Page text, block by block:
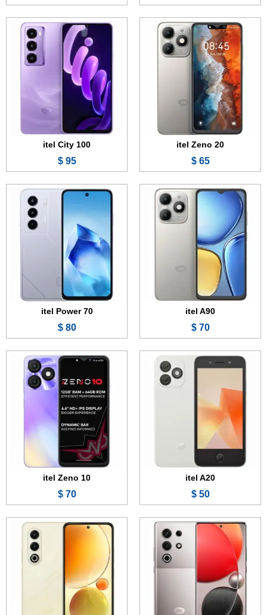
itel Zeno 20
65 $
itel City 100
95 $
itel A90
70 $
الشاشة:6.6 بوصة - 90 هرتز - IPS LCD
الذاكرة:64 أو 128 أو 256 جيجابايت
الرام:3 أو 4 جيجابايت
الكاميرا:13 + 0.3 ميجابكسل
المعالج:Unisoc T7100
البطارية والشحن السريع:
عرض الموصفات ←
itel Power 70
80 $
الشاشة:6.67 بوصة - 120 هرتز - IPS LCD
الذاكرة:128 أو 256 جيجابايت
الرام:4 أو 6 أو 8 جيجابايت
الكاميرا:13 + 0.3 ميجابكسل
المعالج: Mediatek Helio G50 Ultimate
البطارية والشحن السريع:
عرض الموصفات ←
itel A20
50 $
الشاشة:
الذاكرة:
الرام:2 جيجابايت
الكاميرا:5 ميجابكسل
Unisoc SC7731E
البطارية والشحن السريع:
عرض الموصفات ←
itel Zeno 10
70 $
الشاشة:
الذاكرة:
الرام:3 أو 4 جيجابايت
الكاميرا:8 + 0.3 ميجابكسل
المعالج:
البطارية والشحن السريع:
عرض الموصفات ←
الذاكرة:128 أو 256 أو 512 جيجابايت
الرام:
الكاميرا:50 + 2 ميجابكسل
المعالج:
البطارية والشحن السريع:
عرض الموصفات ←
الشاشة:
الذاكرة:128 جيجابايت
الكاميرا:
المعالج:Unisoc T620
البطارية والشحن السريع:
عرض الموصفات ←
الشاشة:
الذاكرة:
الرام:3 أو 4 جيجابايت
الكاميرا:
المعالج:Unisoc T603
البطارية والشحن السريع:
الشاشة:
الذاكرة:
الرام:2 جيجابايت
الكاميرا:8 ميجابكسل
المعالج:
البطارية والشحن السريع: